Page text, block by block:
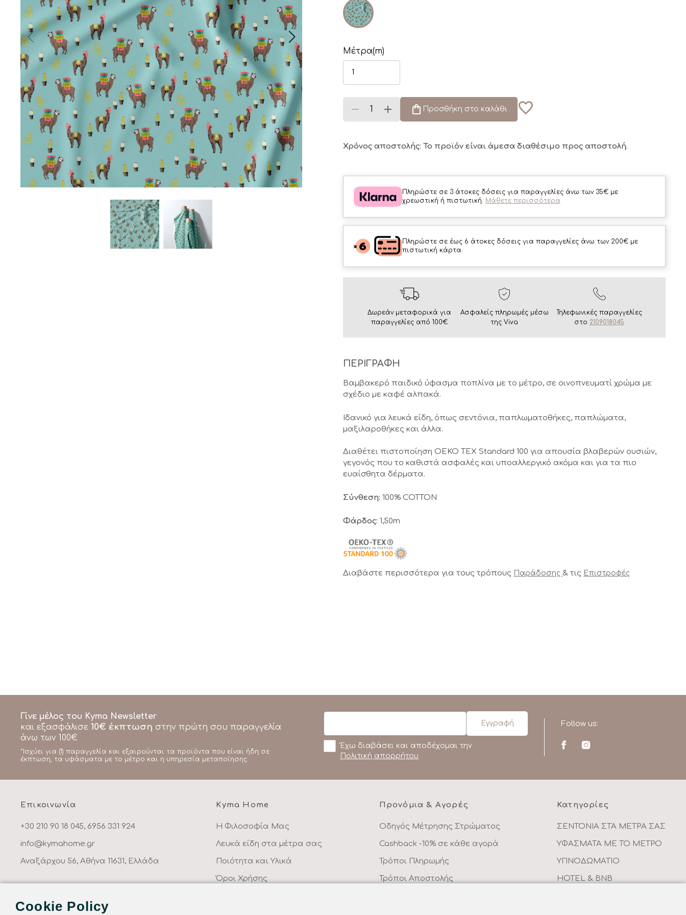
Μέτρα(m)
Προσθήκη στο καλάθι
Χρόνος αποστολής: Το προϊόν είναι άμεσα διαθέσιμο προς αποστολή.
Πληρώστε σε 3 άτοκες δόσεις για παραγγελίες άνω των 35€ με
χρεωστική ή πιστωτική. Μάθετε περισσότερα
Πληρώστε σε έως 6 άτοκες δόσεις για παραγγελίες άνω των 200€ με
πιστωτική κάρτα.
Δωρεάν μεταφορικά για
παραγγελίες από 100€
Ασφαλείς πληρωμές μέσω
της Viva
Τηλεφωνικές παραγγελίες
στο 2109018045
ΠΕΡΙΓΡΑΦΗ
Βαμβακερό παιδικό ύφασμα ποπλίνα με το μέτρο, σε οινοπνευματί χρώμα με
σχέδιο με καφέ αλπακά.
Ιδανικό για λευκά είδη, όπως σεντόνια, παπλωματοθήκες, παπλώματα,
μαξιλαροθήκες και άλλα.
Διαθέτει πιστοποίηση OEKO TEX Standard 100 για απουσία βλαβερών ουσιών,
γεγονός που το καθιστά ασφαλές και υποαλλεργικό ακόμα και για τα πιο
ευαίσθητα δέρματα.
Σύνθεση: 100% COTTON
Φάρδος: 1,50m
Διαβάστε περισσότερα για τους τρόπους Παράδοσης & τις Επιστροφές
Γίνε μέλος του Kyma Newsletter
και εξασφάλισε 10€ έκπτωση στην πρώτη σου παραγγελία
άνω των 100€
*Ισχύει για (1) παραγγελία και εξαιρούνται τα προϊόντα που είναι ήδη σε
έκπτωση, τα υφάσματα με το μέτρο και η υπηρεσία μεταποίησης.
Έχω διαβάσει και αποδέχομαι την
Πολιτική απορρήτου
Follow us:
Επικοινωνία
+30 210 90 18 045, 6956 331 924
info@kymahome.gr
Αναξάρχου 56, Αθήνα 11631, Ελλάδα
Kyma Home
Η Φιλοσοφία Μας
Λευκά είδη στα μέτρα σας
Ποιότητα και Υλικά
Όροι Χρήσης
Προνόμια & Αγορές
Οδηγός Μέτρησης Στρώματος
Cashback -10% σε κάθε αγορά
Τρόποι Πληρωμής
Τρόποι Αποστολής
Κατηγορίες
ΣΕΝΤΟΝΙΑ ΣΤΑ ΜΕΤΡΑ ΣΑΣ
ΥΦΑΣΜΑΤΑ ΜΕ ΤΟ ΜΕΤΡΟ
ΥΠΝΟΔΩΜΑΤΙΟ
HOTEL & BNB
Cookie Policy